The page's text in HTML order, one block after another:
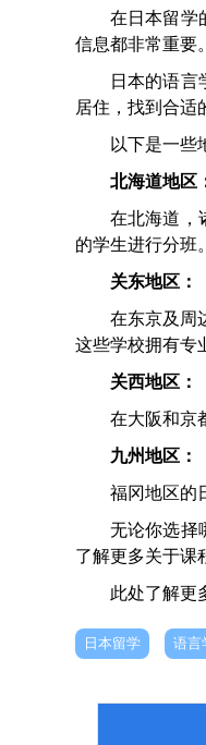
在日本留学
信息都非常重要
日本的语言
居住，找到合适
以下是一些
北海道地区
在北海道，
的学生进行分班。
关东地区：
在东京及周
这些学校拥有专
关西地区：
在大阪和京
九州地区：
福冈地区的
无论你选择
了解更多关于课
此处了解更
日本留学 语言